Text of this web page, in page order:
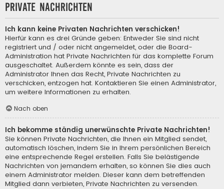
Private Nachrichten
Ich kann keine Privaten Nachrichten verschicken!
Hierfür kann es drei Gründe geben: Entweder Sie sind nicht
registriert und / oder nicht angemeldet, oder die Board-
Administration hat Private Nachrichten für das komplette Forum
ausgeschaltet. Außerdem könnte es sein, dass der
Administrator Ihnen das Recht, Private Nachrichten zu
verschicken, entzogen hat. Kontaktieren Sie einen Administrator,
um weitere Informationen zu erhalten.
Nach oben
Ich bekomme ständig unerwünschte Private Nachrichten!
Sie können Private Nachrichten, die Ihnen ein Mitglied sendet,
automatisch löschen, indem Sie in Ihrem persönlichen Bereich
eine entsprechende Regel erstellen. Falls Sie belästigende
Nachrichten von jemandem erhalten, so können Sie dies auch
einem Administrator melden. Dieser kann dem betreffenden
Mitglied dann verbieten, Private Nachrichten zu versenden.